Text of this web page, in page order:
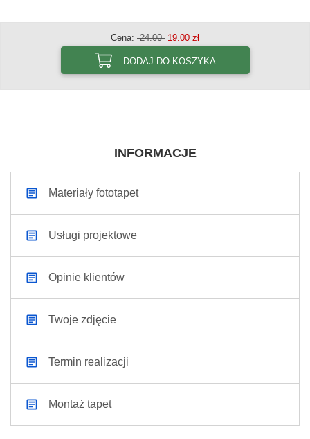
Cena: 24.00 19.00 zł
DODAJ DO KOSZYKA
INFORMACJE
Materiały fototapet
Usługi projektowe
Opinie klientów
Twoje zdjęcie
Termin realizacji
Montaż tapet